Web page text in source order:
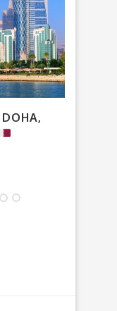
DOHA,